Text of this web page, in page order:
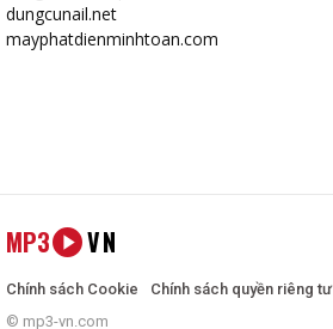
dungcunail.net
mayphatdienminhtoan.com
MP3 VN
Chính sách Cookie
Chính sách quyền riêng tư
© mp3-vn.com